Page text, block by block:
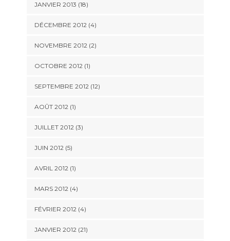
JANVIER 2013 (18)
DÉCEMBRE 2012 (4)
NOVEMBRE 2012 (2)
OCTOBRE 2012 (1)
SEPTEMBRE 2012 (12)
AOÛT 2012 (1)
JUILLET 2012 (3)
JUIN 2012 (5)
AVRIL 2012 (1)
MARS 2012 (4)
FÉVRIER 2012 (4)
JANVIER 2012 (21)